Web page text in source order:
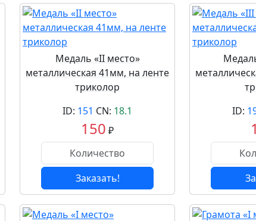
Медаль «II место»
металлическая 41мм, на ленте
триколор
ID: 151 CN: 18.1
150 ₽
Заказать!
ID: